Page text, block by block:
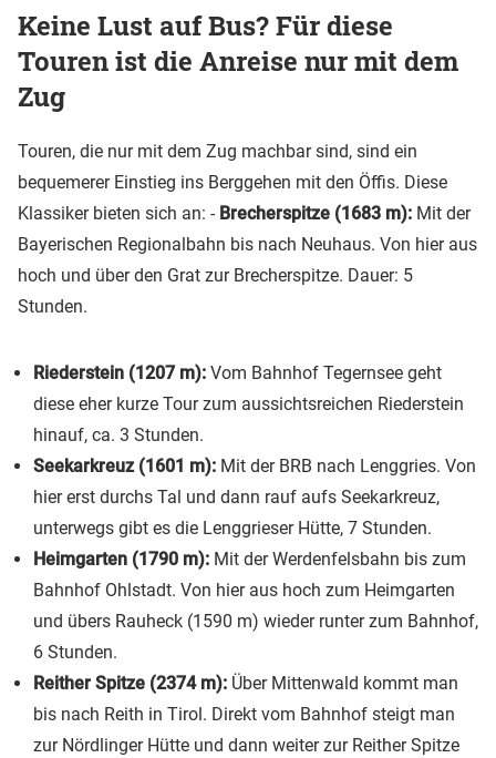
Keine Lust auf Bus? Für diese
Touren ist die Anreise nur mit dem
Zug
Touren, die nur mit dem Zug machbar sind, sind ein
bequemerer Einstieg ins Berggehen mit den Öffis. Diese
Klassiker bieten sich an: - Brecherspitze (1683 m): Mit der
Bayerischen Regionalbahn bis nach Neuhaus. Von hier aus
hoch und über den Grat zur Brecherspitze. Dauer: 5
Stunden.
Riederstein (1207 m): Vom Bahnhof Tegernsee geht
diese eher kurze Tour zum aussichtsreichen Riederstein
hinauf, ca. 3 Stunden.
Seekarkreuz (1601 m): Mit der BRB nach Lenggries. Von
hier erst durchs Tal und dann rauf aufs Seekarkreuz,
unterwegs gibt es die Lenggrieser Hütte, 7 Stunden.
Heimgarten (1790 m): Mit der Werdenfelsbahn bis zum
Bahnhof Ohlstadt. Von hier aus hoch zum Heimgarten
und übers Rauheck (1590 m) wieder runter zum Bahnhof,
6 Stunden.
Reither Spitze (2374 m): Über Mittenwald kommt man
bis nach Reith in Tirol. Direkt vom Bahnhof steigt man
zur Nördlinger Hütte und dann weiter zur Reither Spitze